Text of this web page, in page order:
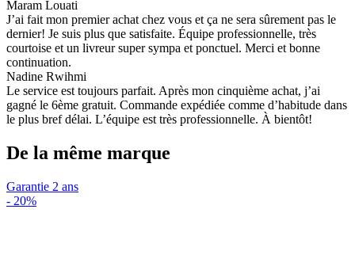
Maram Louati
J’ai fait mon premier achat chez vous et ça ne sera sûrement pas le
dernier! Je suis plus que satisfaite. Équipe professionnelle, très
courtoise et un livreur super sympa et ponctuel. Merci et bonne
continuation.
Nadine Rwihmi
Le service est toujours parfait. Après mon cinquième achat, j’ai
gagné le 6ème gratuit. Commande expédiée comme d’habitude dans
le plus bref délai. L’équipe est très professionnelle. À bientôt!
De la même marque
Garantie 2 ans
- 20%